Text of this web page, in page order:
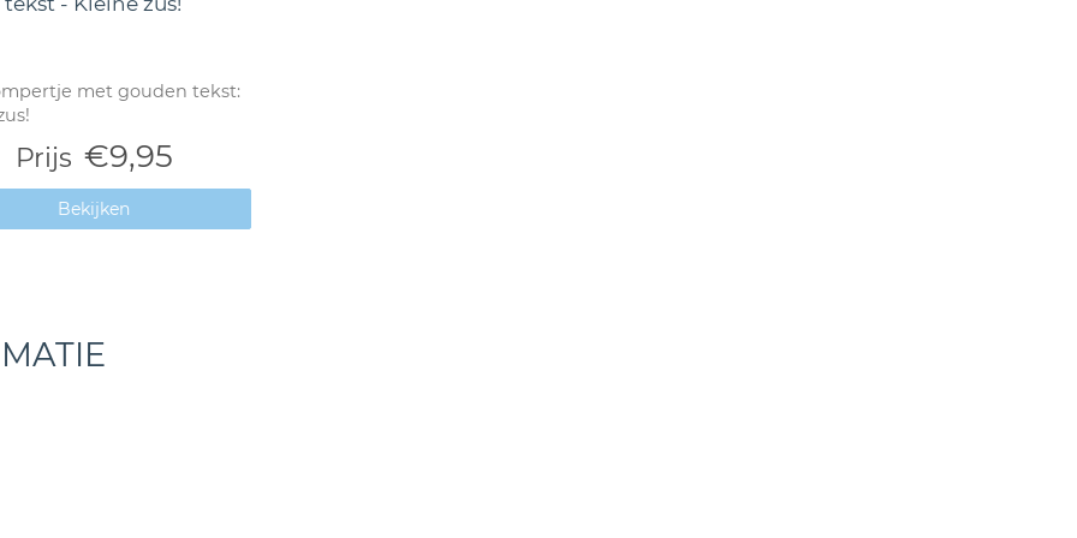
met gouden tekst:
Prijs €9,95
Bekijken